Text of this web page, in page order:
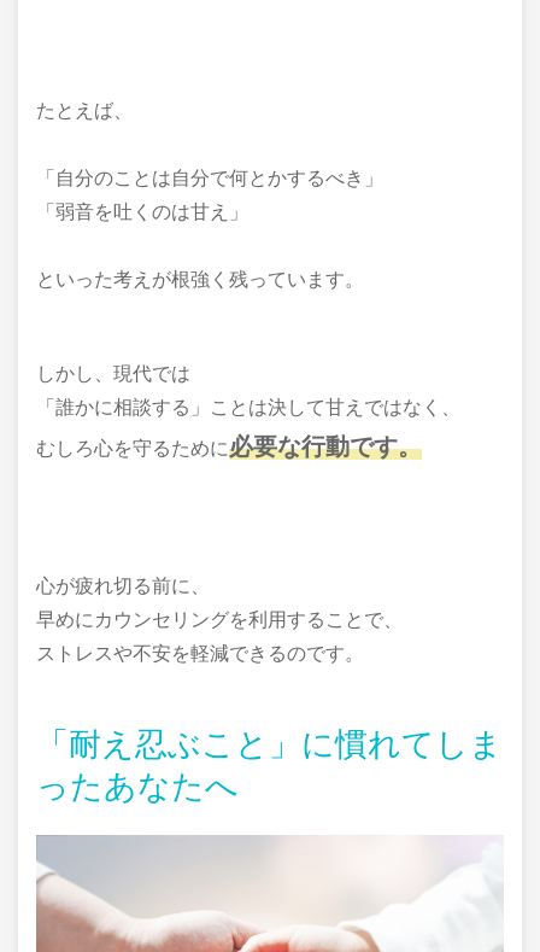
たとえば、
「自分のことは自分で何とかするべき」
「弱音を吐くのは甘え」
といった考えが根強く残っています。
しかし、現代では
「誰かに相談する」ことは決して甘えではなく、
むしろ心を守るために必要な行動です。
心が疲れ切る前に、
早めにカウンセリングを利用することで、
ストレスや不安を軽減できるのです。
「耐え忍ぶこと」に慣れてしま
ったあなたへ